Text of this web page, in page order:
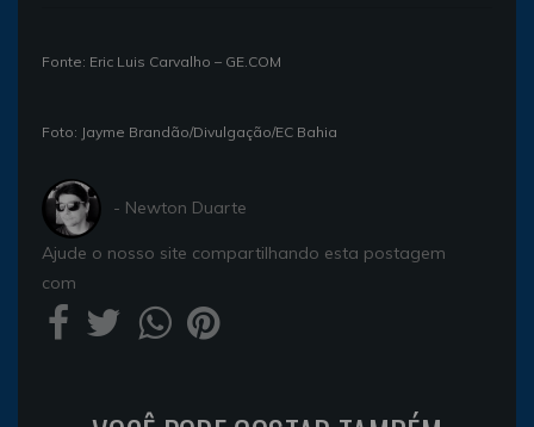
Fonte: Eric Luis Carvalho – GE.COM
Foto: Jayme Brandão/Divulgação/EC Bahia
- Newton Duarte
Ajude o nosso site compartilhando esta postagem
com